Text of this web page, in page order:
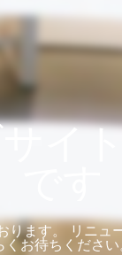
イト
ます。 リニュ
くお待ちください